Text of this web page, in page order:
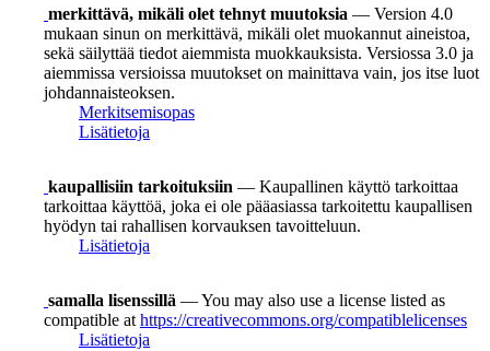
merkittävä, mikäli olet tehnyt muutoksia — Version 4.0
mukaan sinun on merkittävä, mikäli olet muokannut aineistoa,
sekä säilyttää tiedot aiemmista muokkauksista. Versiossa 3.0 ja
aiemmissa versioissa muutokset on mainittava vain, jos itse luot
johdannaisteoksen.
Merkitsemisopas
Lisätietoja
kaupallisiin tarkoituksiin — Kaupallinen käyttö tarkoittaa
tarkoittaa käyttöä, joka ei ole pääasiassa tarkoitettu kaupallisen
hyödyn tai rahallisen korvauksen tavoitteluun.
Lisätietoja
samalla lisenssillä — You may also use a license listed as
compatible at https://creativecommons.org/compatiblelicenses
Lisätietoja